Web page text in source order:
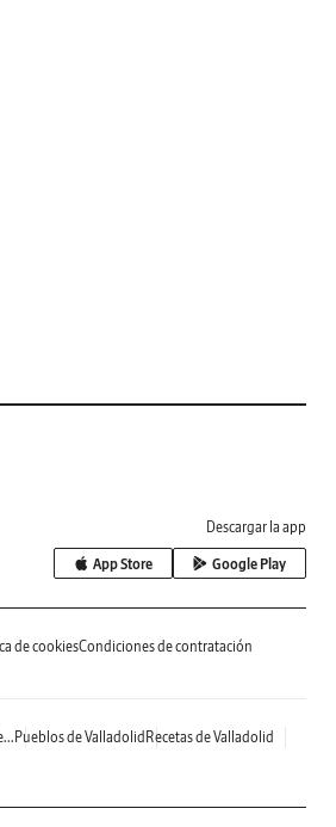
Descargar la app
App Store Google Play
de cookiesCondiciones de contratación
Pueblos de Valladolid Recetas de Valladolid